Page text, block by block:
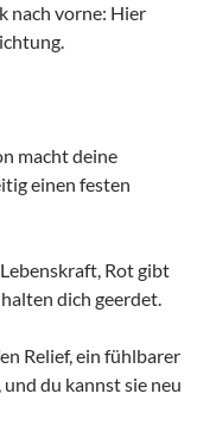
nach vorne: Hier
macht deine
einen festen
Rot gibt
dich geerdet.
Relief, ein fühlbarer
du kannst sie neu